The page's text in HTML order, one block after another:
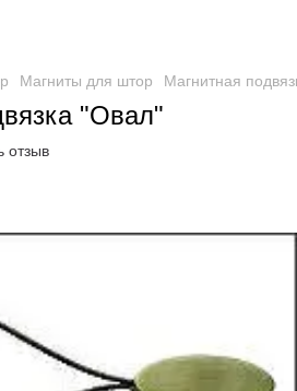
Магниты для штор Магнитная
"Овал"
отзыв